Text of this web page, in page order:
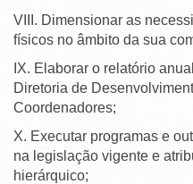
VIII. Dimensionar as
físicos no âmbito da sua
IX. Elaborar o relatório
Diretoria de
Coordenadores;
X. Executar programas e
na legislação vigente e
hierárquico;